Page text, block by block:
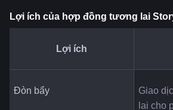
Lợi ích của hợp đồng tương lai
Lợi ích
Đòn bẩy
Giao
lai cho